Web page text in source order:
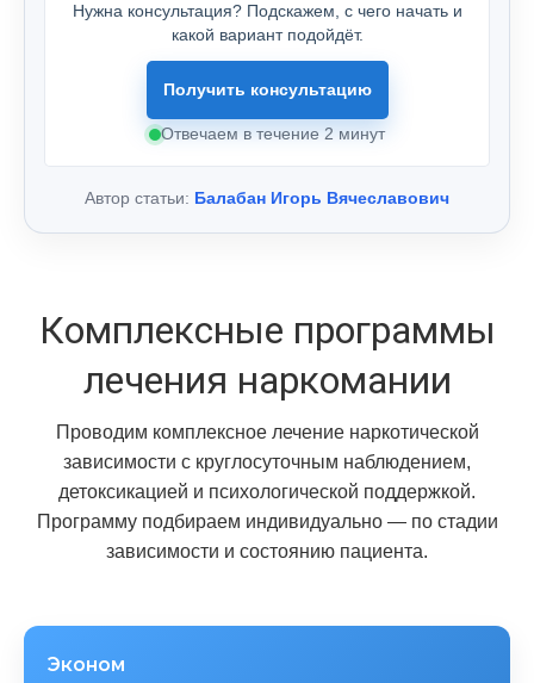
Нужна консультация? Подскажем, с чего начать и
какой вариант подойдёт.
Получить консультацию
Отвечаем в течение 2 минут
Автор статьи: Балабан Игорь Вячеславович
Комплексные программы
лечения наркомании
Проводим комплексное лечение наркотической
зависимости с круглосуточным наблюдением,
детоксикацией и психологической поддержкой.
Программу подбираем индивидуально — по стадии
зависимости и состоянию пациента.
Эконом